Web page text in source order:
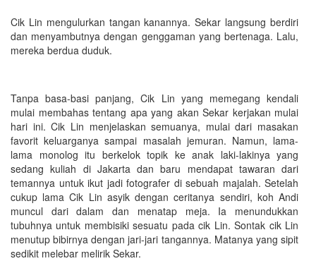
Cik Lin mengulurkan tangan kanannya. Sekar langsung berdiri
dan menyambutnya dengan genggaman yang bertenaga. Lalu,
mereka berdua duduk.
Tanpa basa-basi panjang, Cik Lin yang memegang kendali
mulai membahas tentang apa yang akan Sekar kerjakan mulai
hari ini. Cik Lin menjelaskan semuanya, mulai dari masakan
favorit keluarganya sampai masalah jemuran. Namun, lama-
lama monolog itu berkelok topik ke anak laki-lakinya yang
sedang kuliah di Jakarta dan baru mendapat tawaran dari
temannya untuk ikut jadi fotografer di sebuah majalah. Setelah
cukup lama Cik Lin asyik dengan ceritanya sendiri, koh Andi
muncul dari dalam dan menatap meja. Ia menundukkan
tubuhnya untuk membisiki sesuatu pada cik Lin. Sontak cik Lin
menutup bibirnya dengan jari-jari tangannya. Matanya yang sipit
sedikit melebar melirik Sekar.